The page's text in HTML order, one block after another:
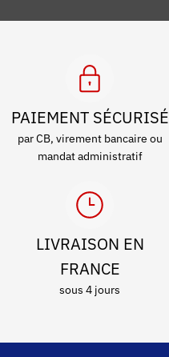
PAIEMENT SÉCURISÉ
par CB, virement bancaire ou
mandat administratif
LIVRAISON EN
FRANCE
sous 4 jours